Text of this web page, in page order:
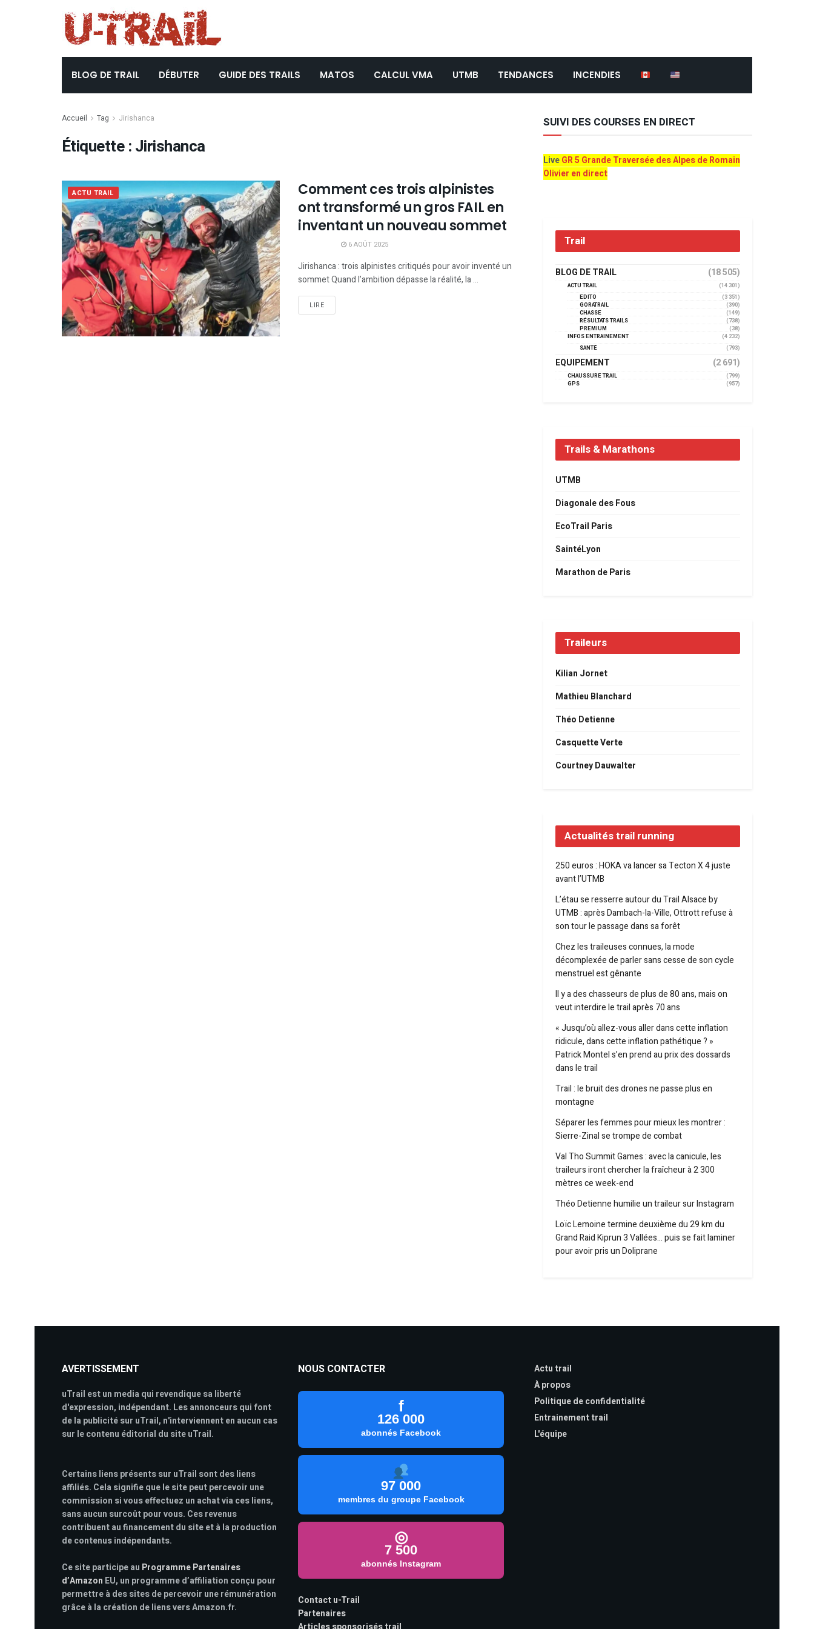
BLOG DE TRAIL DÉBUTER GUIDE DES TRAILS MATOS CALCUL VMA UTMB TENDANCES INCENDIES
Accueil Tag Jirishanca
Étiquette :Jirishanca
ACTU TRAIL
Comment ces trois alpinistes
ont transformé un gros FAIL en
inventant un nouveau sommet
6 AOÛT 2025
Jirishanca : trois alpinistes critiqués pour avoir inventé un
sommet Quand l’ambition dépasse la réalité, la ...
LIRE
SUIVI DES COURSES EN DIRECT
LiveGR 5 Grande Traversée des Alpes de Romain
Olivier en direct
Trail
BLOG DE TRAIL (18 505)
ACTU TRAIL
(14 301)
EDITO
(3 351)
GORATRAIL
(390)
CHASSE
(149)
RÉSULTATS TRAILS
(738)
PREMIUM
(38)
INFOS ENTRAINEMENT
(4 232)
SANTÉ
(793)
EQUIPEMENT (2 691)
CHAUSSURE TRAIL
(799)
GPS
(957)
Trails & Marathons
UTMB
Diagonale des Fous
EcoTrail Paris
SaintéLyon
Marathon de Paris
Traileurs
Kilian Jornet
Mathieu Blanchard
Théo Detienne
Casquette Verte
Courtney Dauwalter
Actualités trail running
250 euros : HOKA va lancer sa Tecton X 4 juste
avant l’UTMB
L’étau se resserre autour du Trail Alsace by
UTMB : après Dambach-la-Ville, Ottrott refuse à
son tour le passage dans sa forêt
Chez les traileuses connues, la mode
décomplexée de parler sans cesse de son cycle
menstruel est gênante
Il y a des chasseurs de plus de 80 ans, mais on
veut interdire le trail après 70 ans
« Jusqu’où allez-vous aller dans cette inflation
ridicule, dans cette inflation pathétique ? »
Patrick Montel s’en prend au prix des dossards
dans le trail
Trail : le bruit des drones ne passe plus en
montagne
Séparer les femmes pour mieux les montrer :
Sierre-Zinal se trompe de combat
Val Tho Summit Games : avec la canicule, les
traileurs iront chercher la fraîcheur à 2 300
mètres ce week-end
Théo Detienne humilie un traileur sur Instagram
Loïc Lemoine termine deuxième du 29 km du
Grand Raid Kiprun 3 Vallées… puis se fait laminer
pour avoir pris un Doliprane
AVERTISSEMENT
uTrail est un media qui revendique sa liberté
d'expression, indépendant. Les annonceurs qui font
de la publicité sur uTrail, n'interviennent en aucun cas
sur le contenu éditorial du site uTrail.
Certains liens présents sur uTrail sont des liens
affiliés. Cela signifie que le site peut percevoir une
commission si vous effectuez un achat via ces liens,
sans aucun surcoût pour vous. Ces revenus
contribuent au financement du site et à la production
de contenus indépendants.
Ce site participe au Programme Partenaires
d’Amazon EU, un programme d’affiliation conçu pour
permettre à des sites de percevoir une rémunération
grâce à la création de liens vers Amazon.fr.
NOUS CONTACTER
f
126 000
abonnés Facebook
97 000
membres du groupe Facebook
◎
7 500
abonnés Instagram
Contact u-Trail
Partenaires
Actu trail
À propos
Politique de confidentialité
Entrainement trail
L'équipe